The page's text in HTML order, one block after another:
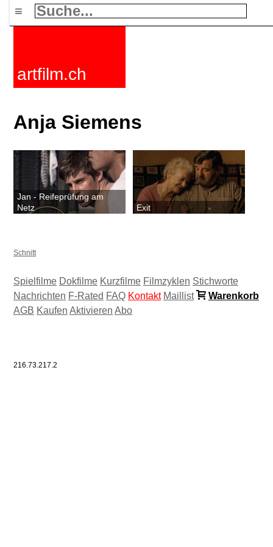
≡
artfilm.ch
Anja Siemens
Jan - Reifeprüfung am
Netz
Exit
Schnitt
Spielfilme Dokfilme Kurzfilme Filmzyklen Stichworte
Nachrichten F-Rated FAQ Kontakt Maillist
Warenkorb
AGB Kaufen Aktivieren Abo
216.73.217.2